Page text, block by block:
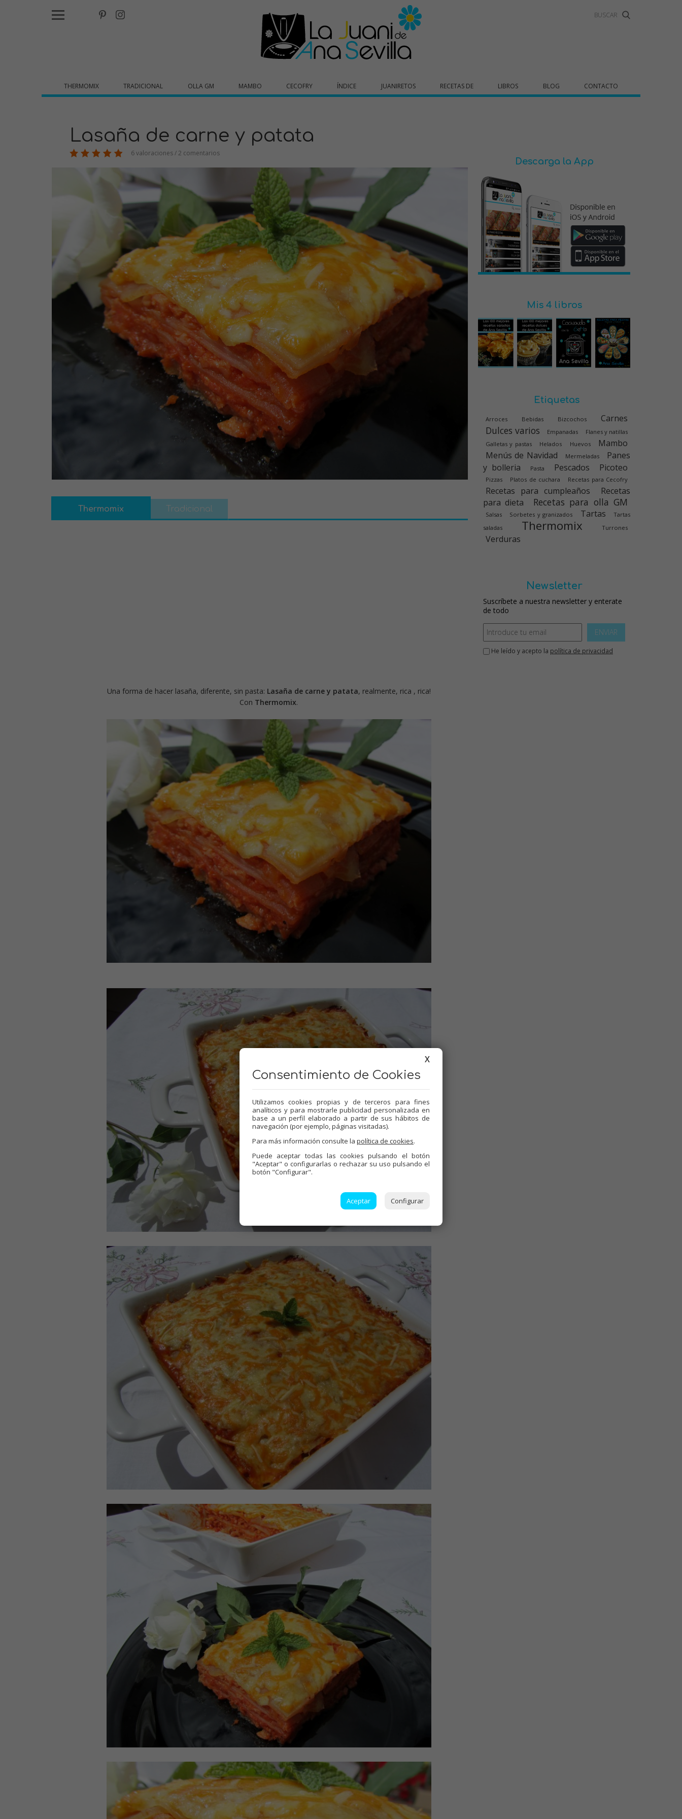
THERMOMIX TRADICIONAL OLLA GM MAMBO CECOFRY ÍNDICE JUANIRETOS RECETAS DE LIBROS BLOG CONTACTO
Lasaña de carne y patata
6 valoraciones / 2 comentarios
Thermomix Tradicional
Una forma de hacer lasaña, diferente, sin pasta: Lasaña de carne y patata, realmente, rica , rica!
Con Thermomix.
Descarga la App
Mis 4 libros
Etiquetas
Arroces Bebidas Bizcochos Carnes
Dulces varios Empanadas
Flanes y natillas
Galletas y pastas
Helados Huevos
Mambo
Menús de Navidad
Mermeladas
Panes
y bolleria
Pasta Pescados Picoteo
Pizzas Platos de cuchara Recetas para Cecofry
Recetas para cumpleaños
Recetas
para dieta
Recetas para olla GM
Salsas Sorbetes y granizados Tartas
Tartas
saladas
Thermomix Turrones
Verduras
Newsletter
Suscríbete a nuestra newsletter y enterate
de todo
ENVIAR
He leído y acepto la política de privacidad
X
Consentimiento de Cookies
Utilizamos cookies propias y de terceros para fines
analíticos y para mostrarle publicidad personalizada en
base a un perfil elaborado a partir de sus hábitos de
navegación (por ejemplo, páginas visitadas).
Para más información consulte la política de cookies.
Puede aceptar todas las cookies pulsando el botón
"Aceptar" o configurarlas o rechazar su uso pulsando el
botón "Configurar".
Aceptar Configurar